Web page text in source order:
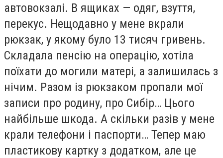
автовокзалі. В ящиках — одяг, взуття,
перекус. Нещодавно у мене вкрали
рюкзак, у якому було 13 тисяч гривень.
Складала пенсію на операцію, хотіла
поїхати до могили матері, а залишилась з
нічим. Разом із рюкзаком пропали мої
записи про родину, про Сибір… Цього
найбільше шкода. А скільки разів у мене
крали телефони і паспорти… Тепер маю
пластикову картку з додатком, але це